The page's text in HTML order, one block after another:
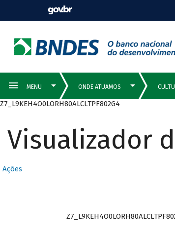
Z7_L9KEH4O0LORH80ALCLTPF802G4
Visualizador
Ações